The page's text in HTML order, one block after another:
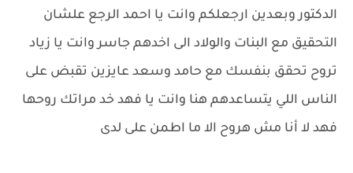
الدكتور وبعدين ارجعلكم وانت يا احمد الرجع علشان
التحقيق مع البنات والولاد الى اخدهم جاسر وانت يا زياد
تروح تحقق بنفسك مع حامد وسعد عايزين تقبض على
الناس اللي يتساعدهم هنا وانت يا فهد خد مراتك روحها
فهد لا أنا مش هروح الا ما اطمن على لدى